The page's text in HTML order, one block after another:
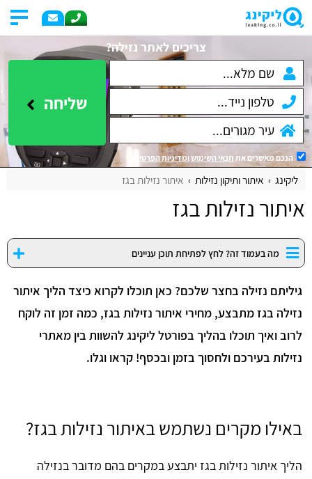
צריכים לאתר נזילה?
שליחה
הנכם מאשרים את תנאי השימושומדיניות הפרטיות
ליקינג איתור ותיקון נזילות איתור נזילות בגז
איתור נזילות בגז
מה בעמוד זה? לחץ לפתיחת תוכן עניינים
גיליתם נזילה בחצר שלכם? כאן תוכלו לקרוא כיצד הליך איתור
נזילה בגז מתבצע, מחירי איתור נזילות בגז, כמה זמן זה לוקח
לרוב ואיך תוכלו בהליך בפורטל ליקינג להשוות בין מאתרי
נזילות בעירכם ולחסוך בזמן ובכסף! קראו וגלו.
באילו מקרים נשתמש באיתור נזילות בגז?
הליך איתור נזילות בגז יתבצע במקרים בהם מדובר בנזילה